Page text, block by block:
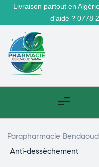
Livraison partout en
d’aide ? 0778
Parapharmacie
Anti-dessèchement